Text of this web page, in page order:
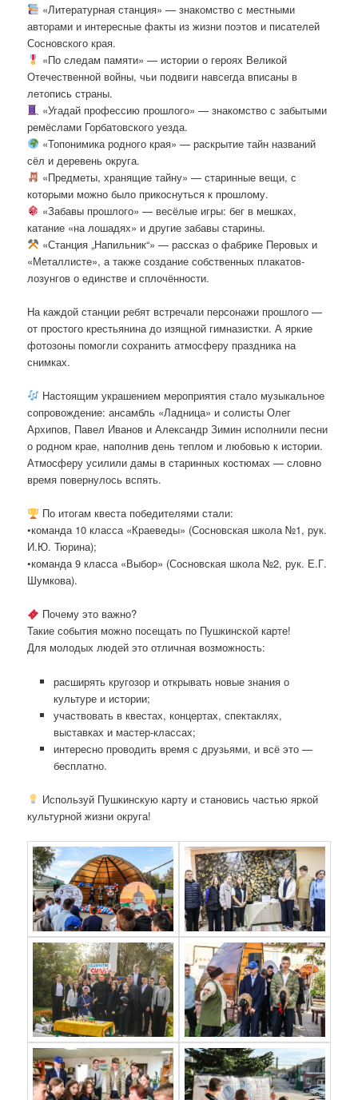
«Литературная станция» — знакомство с местными
авторами и интересные факты из жизни поэтов и писателей
Сосновского края.
«По следам памяти» — истории о героях Великой
Отечественной войны, чьи подвиги навсегда вписаны в
летопись страны.
«Угадай профессию прошлого» — знакомство с забытыми
ремёслами Горбатовского уезда.
«Топонимика родного края» — раскрытие тайн названий
сёл и деревень округа.
«Предметы, хранящие тайну» — старинные вещи, с
которыми можно было прикоснуться к прошлому.
«Забавы прошлого» — весёлые игры: бег в мешках,
катание «на лошадях» и другие забавы старины.
«Станция „Напильник“» — рассказ о фабрике Перовых и
«Металлисте», а также создание собственных плакатов-
лозунгов о единстве и сплочённости.
На каждой станции ребят встречали персонажи прошлого —
от простого крестьянина до изящной гимназистки. А яркие
фотозоны помогли сохранить атмосферу праздника на
снимках.
Настоящим украшением мероприятия стало музыкальное
сопровождение: ансамбль «Ладница» и солисты Олег
Архипов, Павел Иванов и Александр Зимин исполнили песни
о родном крае, наполнив день теплом и любовью к истории.
Атмосферу усилили дамы в старинных костюмах — словно
время повернулось вспять.
По итогам квеста победителями стали:
•команда 10 класса «Краеведы» (Сосновская школа №1, рук.
И.Ю. Тюрина);
•команда 9 класса «Выбор» (Сосновская школа №2, рук. Е.Г.
Шумкова).
Почему это важно?
Такие события можно посещать по Пушкинской карте!
Для молодых людей это отличная возможность:
расширять кругозор и открывать новые знания о
культуре и истории;
участвовать в квестах, концертах, спектаклях,
выставках и мастер-классах;
интересно проводить время с друзьями, и всё это —
бесплатно.
Используй Пушкинскую карту и становись частью яркой
культурной жизни округа!